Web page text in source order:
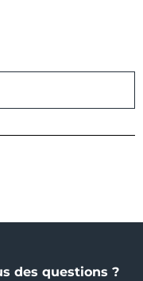
des questions ?